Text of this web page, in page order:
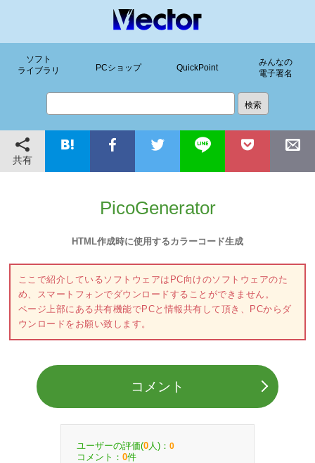
ソフト
ライブラリ
PCショップ QuickPoint
みんなの
電子署名
共有
PicoGenerator
HTML作成時に使用するカラーコード生成
ここで紹介しているソフトウェアはPC向けのソフトウェアのた
め、スマートフォンでダウンロードすることができません。
ページ上部にある共有機能でPCと情報共有して頂き、PCからダ
ウンロードをお願い致します。
コメント
ユーザーの評価(0 人)： 0
コメント： 0件